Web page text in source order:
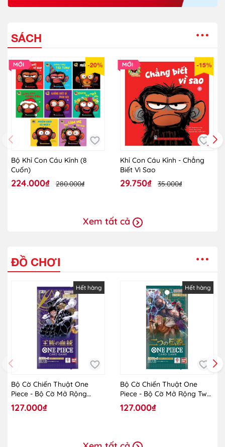
SÁCH
-20%
Bộ Khỉ Con Cáu Kỉnh (8
Cuốn)
224.000₫ 280.000₫
-15%
Khỉ Con Cáu Kỉnh - Chẳng
Biết Vì Sao
29.750₫ 35.000₫
Xem tất cả
ĐỒ CHƠI
Hết hàng
Bộ Cờ Chiến Thuật One
Piece - Bộ Cờ Mở Rộng
Royal Blood OP-10 - TCG -
One Piece - Vol.10
127.000₫
Hết hàng
Bộ Cờ Chiến Thuật One
Piece - Bộ Cờ Mở Rộng Two
Legends OP-08
127.000₫